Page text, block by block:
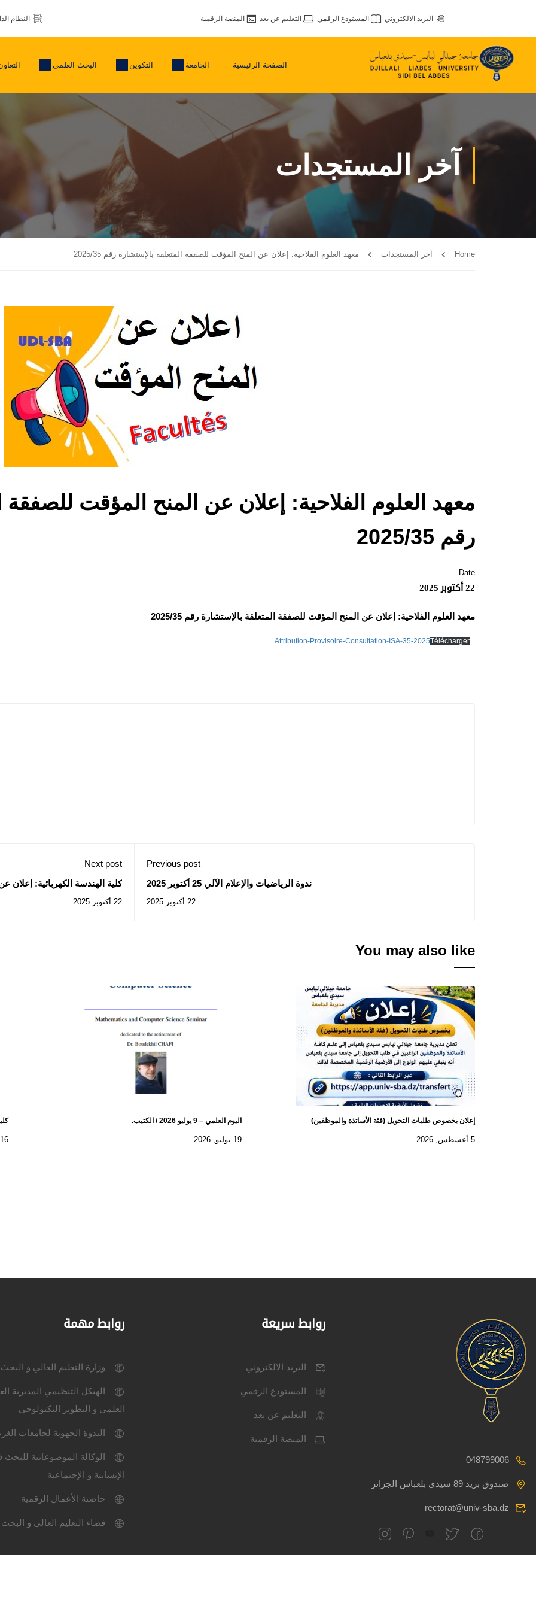
البريد الالكتروني المستودع الرقمي التعليم عن بعد المنصة الرقمية النظام
الصفحة الرئيسية الجامعة التكوين البحث العلمي
آخر المستجدات
Home آخر المستجدات معهد العلوم الفلاحية: إعلان عن المنح المؤقت للصفقة المتعلقة بالإستشارة رقم 2025/35
معهد العلوم الفلاحية: إعلان عن المنح المؤقت للصفقة
رقم 2025/35
Date
22 أكتوبر 2025
معهد العلوم الفلاحية: إعلان عن المنح المؤقت للصفقة المتعلقة بالإستشارة رقم 2025/35
Attribution-Provisoire-Consultation-ISA-35-2025Télécharger
Previous post
ندوة الرياضيات والإعلام الآلي 25 أكتوبر 2025
22 أكتوبر 2025
Next post
كلية الهندسة الكهربائية:
2025/38
22 أكتوبر 2025
You may also like
إعلان بخصوص طلبات التحويل (فئة الأساتذة والموظفين)
5 أغسطس, 2026
اليوم العلمي – 9 يوليو 2026 / الكتيب.
19 يوليو, 2026 16 يوليو, 2026
048799006
صندوق بريد 89 سيدي بلعباس الجزائر
rectorat@univ-sba.dz
روابط سريعة
البريد الالكتروني
المستودع الرقمي
التعليم عن بعد
المنصة الرقمية
روابط مهمة
وزارة التعليم العالي و
الهيكل التنظيمي المديرية
العلمي و التطوير التكنولوجي
الندوة الجهوية لجامعات
الوكالة الموضوعاتية للبحث
الإنسانية و الإجتماعية
حاضنة الأعمال الرقمية
فضاء التعليم العالي و